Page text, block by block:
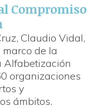
Compromiso
Claudio Vidal,
de la
Alfabetización
organizaciones
y
ámbitos.